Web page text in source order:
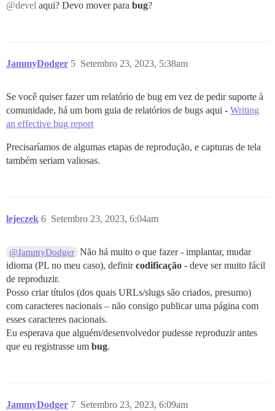
@devel aqui? Devo mover para bug?
JammyDodger Setembro 23, 2023, 5:38am
5
Se você quiser fazer um relatório de bug em vez de pedir suporte à
comunidade, há um bom guia de relatórios de bugs aqui - Writing
an effective bug report
Precisaríamos de algumas etapas de reprodução, e capturas de tela
também seriam valiosas.
lejeczek Setembro 23, 2023, 6:04am
6
@JammyDodger Não há muito o que fazer - implantar, mudar
idioma (PL no meu caso), definircodificação - deve ser muito fácil
de reproduzir.
Posso criar títulos (dos quais URLs/slugs são criados, presumo)
com caracteres nacionais – não consigo publicar uma página com
esses caracteres nacionais.
Eu esperava que alguém/desenvolvedor pudesse reproduzir antes
que eu registrasse um bug.
JammyDodger Setembro 23, 2023, 6:09am
7